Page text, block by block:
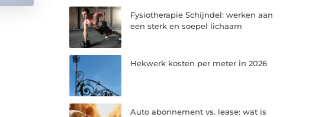
Fysiotherapie Schijndel: werken aan
een sterk en soepel lichaam
Hekwerk kosten per meter in 2026
Auto abonnement vs. lease: wat is